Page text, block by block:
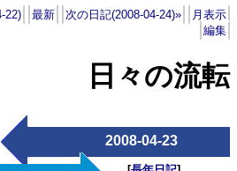
22) 最新 次の日記(2008-04-24)»
月表示
編集
日々の流転
2008-04-23